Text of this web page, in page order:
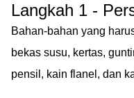
Langkah 1 -
Bahan-bahan yang
bekas susu, kertas,
pensil, kain flanel, dan